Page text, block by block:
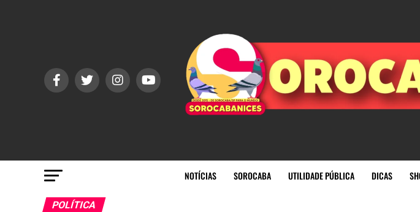
NOTÍCIAS SOROCABA UTILIDADE PÚBLICA DICAS
POLÍTICA